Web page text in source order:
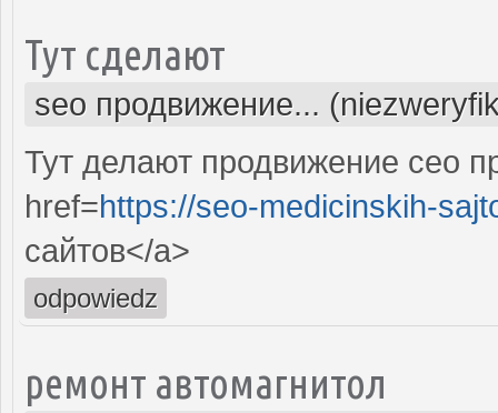
Тут сделают
seo продвижение...
Тут делают продвижение сео
href=https://seo-medicinskih-
сайтов</a>
odpowiedz
ремонт автомагнитол